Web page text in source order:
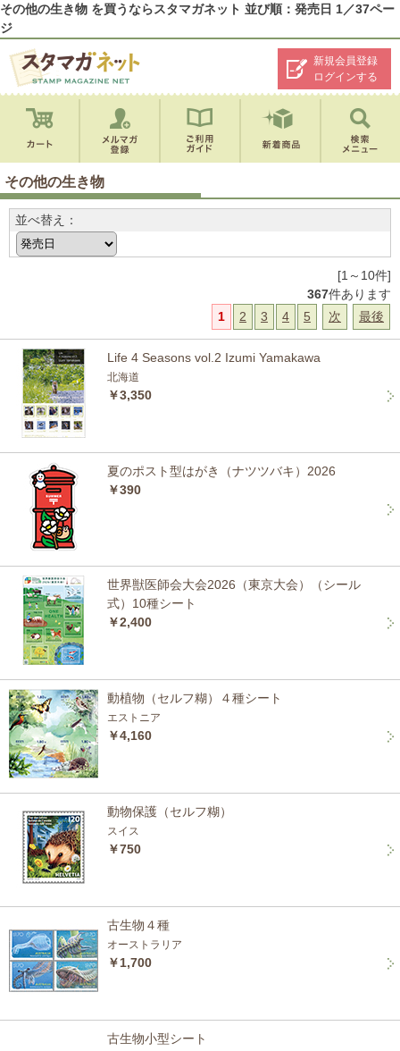
その他の生き物 を買うならスタマガネット 並び順：発売日 1／37ペー
ジ
新規会員登録
ログインする
その他の生き物
並べ替え：
[1～10件]
367件あります
1
2 3 4 5 次 最後
Life 4 Seasons vol.2 Izumi Yamakawa
北海道
￥3,350
夏のポスト型はがき（ナツツバキ）2026
￥390
世界獣医師会大会2026（東京大会）（シール
式）10種シート
￥2,400
動植物（セルフ糊）４種シート
エストニア
￥4,160
動物保護（セルフ糊）
スイス
￥750
古生物４種
オーストラリア
￥1,700
古生物小型シート